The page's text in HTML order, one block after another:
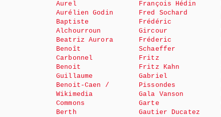
Aurel
Aurélien Godin
Baptiste
Alchourroun
Beatriz Aurora
Benoît
Carbonnel
Benoit
Guillaume
Benoit-Caen /
Wikimedia
Commons
Berth
François Hédin
Fred Sochard
Frédéric
Gircour
Fréderic
Schaeffer
Fritz
Fritz Kahn
Gabriel
Pissondes
Gala Vanson
Garte
Gautier Ducatez